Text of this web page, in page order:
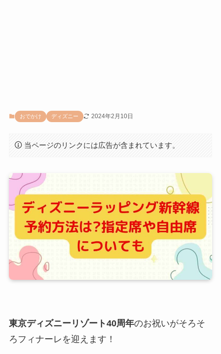
おでかけ ディズニー 2024年2月10日
当ページのリンクには広告が含まれています。
東京ディズニーリゾート40周年のお祝いがそろそ
ろフィナーレを迎えます！